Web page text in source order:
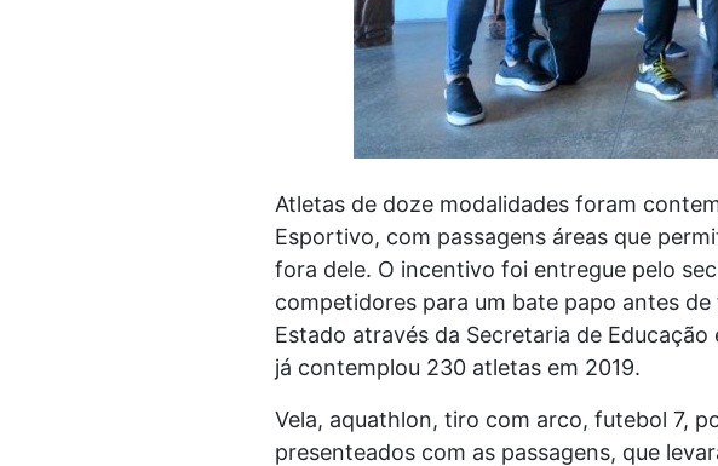
Atletas de doze modalidades foram
Esportivo, com passagens áreas que
fora dele. O incentivo foi entregue pelo
competidores para um bate papo antes
Estado através da Secretaria de
já contemplou 230 atletas em 2019.
Vela, aquathlon, tiro com arco, futebol 7,
presenteados com as passagens, que